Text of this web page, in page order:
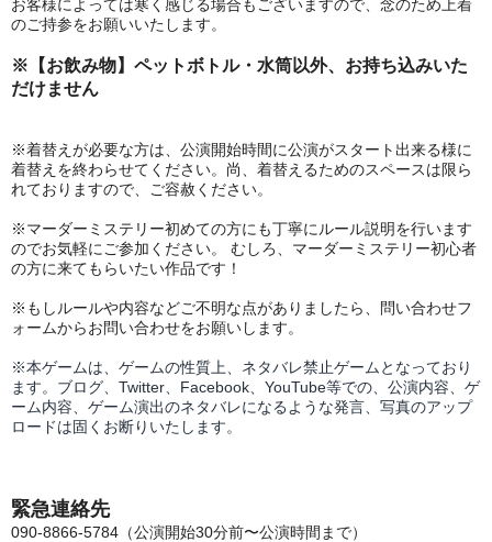
お客様によっては寒く感じる場合もございますので、念のため上着
のご持参をお願いいたします。
※【お飲み物】ペットボトル・水筒以外、お持ち込みいた
だけません
※着替えが必要な方は、公演開始時間に公演がスタート出来る様に
着替えを終わらせてください。尚、着替えるためのスペースは限ら
れておりますので、ご容赦ください。
※マーダーミステリー初めての方にも丁寧にルール説明を行います
のでお気軽にご参加ください。 むしろ、マーダーミステリー初心者
の方に来てもらいたい作品です！
※ もしルールや内容などご不明な点がありましたら、問い合わせフ
ォームからお問い合わせをお願いします。
※本ゲームは、ゲームの性質上、ネタバレ禁止ゲームとなっており
ます。ブログ、Twitter、Facebook、YouTube等での、 公演内容、 ゲ
ーム内容、ゲーム演出のネタバレになるような発言、写真のアップ
ロードは固くお断りいたします。
緊急連絡先
090-8866-5784（公演開始30分前〜公演時間まで）